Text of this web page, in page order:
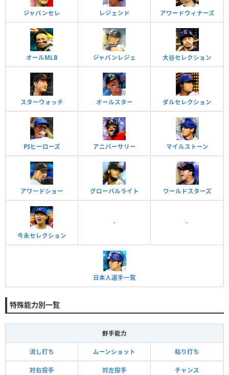
ジャパンセレ レジェンド アワードウィナーズ
オールMLB ジャパンレジェ 大谷セレクション
スターウォッチ オールスター ダルセレクション
PSヒーローズ アニバーサリー マイルストーン
アワードショー グローバルライト ワールドスターズ
今永セレクション
- -
日本人選手一覧
特殊能力別一覧
野手能力
流し打ち ムーンショット 粘り打ち
対右投手 対左投手 チャンス